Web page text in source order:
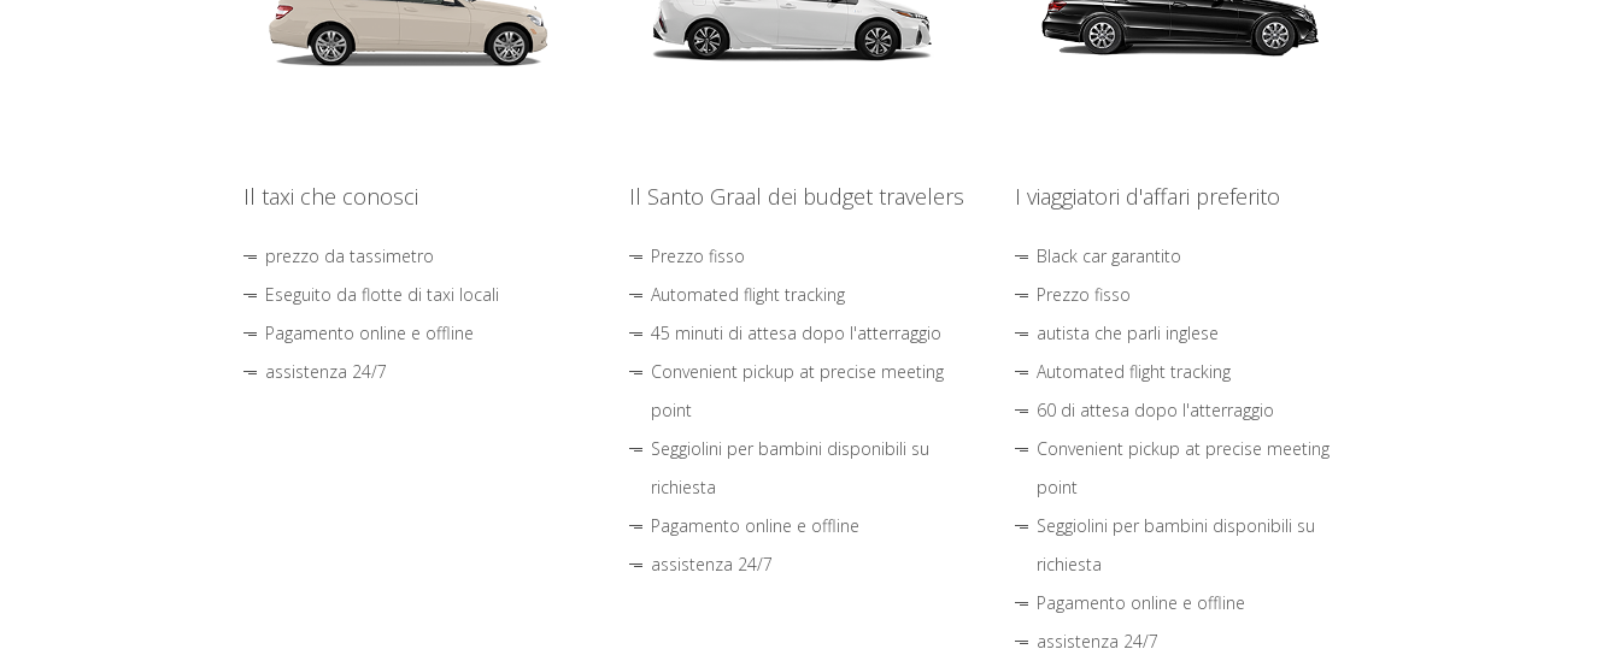
Il taxi che conosci
prezzo da tassimetro
Eseguito da flotte di taxi locali
Pagamento online e offline
assistenza 24/7
Il Santo Graal dei budget travelers
Prezzo fisso
Automated flight tracking
45 minuti di attesa dopo l'atterraggio
Convenient pickup at precise meeting
point
Seggiolini per bambini disponibili su
richiesta
Pagamento online e offline
assistenza 24/7
I viaggiatori d'affari preferito
Black car garantito
Prezzo fisso
autista che parli inglese
Automated flight tracking
60 di attesa dopo l'atterraggio
Convenient pickup at precise meeting
point
Seggiolini per bambini disponibili su
richiesta
Pagamento online e offline
assistenza 24/7